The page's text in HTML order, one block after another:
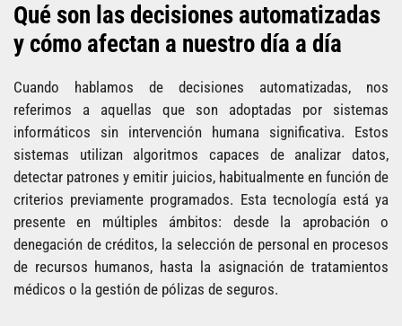
Qué son las decisiones automatizadas
y cómo afectan a nuestro día a día
Cuando hablamos de decisiones automatizadas, nos
referimos a aquellas que son adoptadas por sistemas
informáticos sin intervención humana significativa. Estos
sistemas utilizan algoritmos capaces de analizar datos,
detectar patrones y emitir juicios, habitualmente en función de
criterios previamente programados. Esta tecnología está ya
presente en múltiples ámbitos: desde la aprobación o
denegación de créditos, la selección de personal en procesos
de recursos humanos, hasta la asignación de tratamientos
médicos o la gestión de pólizas de seguros.